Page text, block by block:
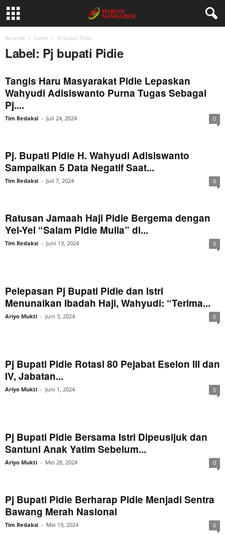
Beranda Label Pj bupati Pidie
Label: Pj bupati Pidie
Tangis Haru Masyarakat Pidie Lepaskan
Wahyudi Adisiswanto Purna Tugas Sebagai
Pj....
Tim Redaksi - Juli 24, 2024 0
Pj. Bupati Pidie H. Wahyudi Adisiswanto
Sampaikan 5 Data Negatif Saat...
Tim Redaksi - Juli 7, 2024 0
Ratusan Jamaah Haji Pidie Bergema dengan
Yel-Yel “Salam Pidie Mulia” di...
Tim Redaksi - Juni 13, 2024 0
Pelepasan Pj Bupati Pidie dan Istri
Menunaikan Ibadah Haji, Wahyudi: “Terima...
Ariyo Mukti - Juni 3, 2024 0
Pj Bupati Pidie Rotasi 80 Pejabat Eselon III dan
IV, Jabatan...
Ariyo Mukti - Juni 1, 2024 0
Pj Bupati Pidie Bersama Istri Dipeusijuk dan
Santuni Anak Yatim Sebelum...
Ariyo Mukti - Mei 28, 2024 0
Pj Bupati Pidie Berharap Pidie Menjadi Sentra
Bawang Merah Nasional
Tim Redaksi - Mei 19, 2024 0